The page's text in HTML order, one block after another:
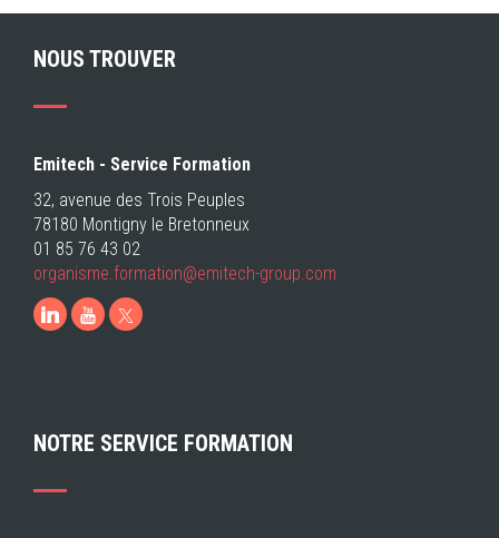
NOUS TROUVER
Emitech - Service Formation
32, avenue des Trois Peuples
78180 Montigny le Bretonneux
01 85 76 43 02
organisme.formation@emitech-group.com
LinkedIn
Youtube
NOTRE SERVICE FORMATION